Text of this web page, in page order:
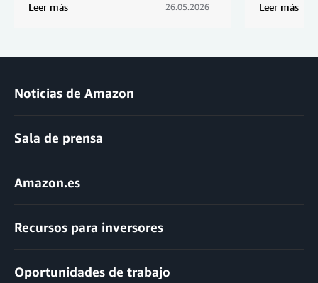
Leer más 26.05.2026 Leer más
Noticias de Amazon
Sala de prensa
Amazon.es
Recursos para inversores
Oportunidades de trabajo